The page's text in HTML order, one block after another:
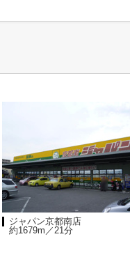
ジャパン京都南店
約1679m／21分